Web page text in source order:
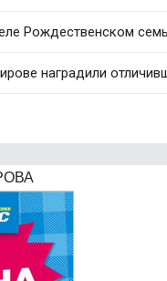
Рождественском
наградили